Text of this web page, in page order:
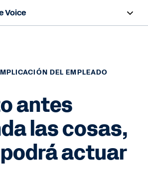
Voice
DEL EMPLEADO
antes
las cosas,
actuar